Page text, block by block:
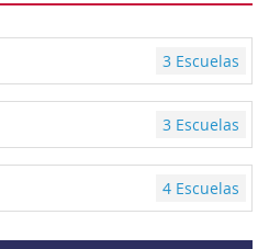
3 Escuelas
3 Escuelas
4 Escuelas